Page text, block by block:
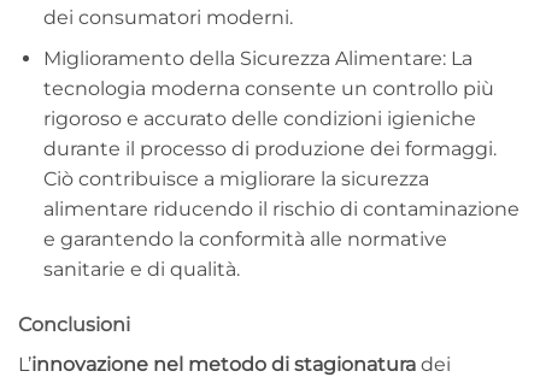
dei consumatori moderni.
Miglioramento della Sicurezza Alimentare: La
tecnologia moderna consente un controllo più
rigoroso e accurato delle condizioni igieniche
durante il processo di produzione dei formaggi.
Ciò contribuisce a migliorare la sicurezza
alimentare riducendo il rischio di contaminazione
e garantendo la conformità alle normative
sanitarie e di qualità.
Conclusioni
L’innovazione nel metodo di stagionatura dei